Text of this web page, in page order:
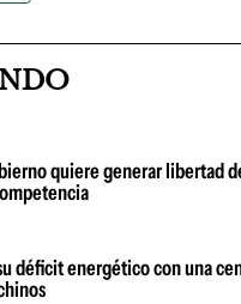
quiere generar libertad
déficit energético con una